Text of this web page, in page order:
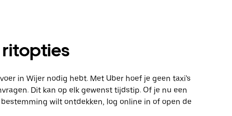
ritopties
in Wijer nodig hebt. Met Uber hoef je geen taxi's
Dit kan op elk gewenst tijdstip. Of je nu een
wilt ontdekken, log online in of open de